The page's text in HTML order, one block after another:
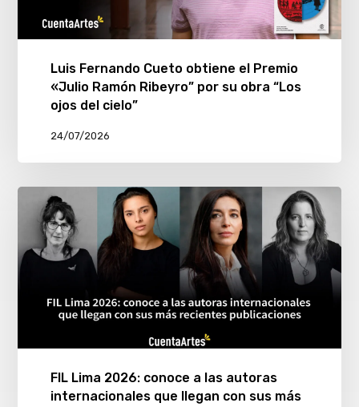
Luis Fernando Cueto obtiene el Premio
«Julio Ramón Ribeyro” por su obra “Los
ojos del cielo”
24/07/2026
FIL Lima 2026: conoce a las autoras
internacionales que llegan con sus más